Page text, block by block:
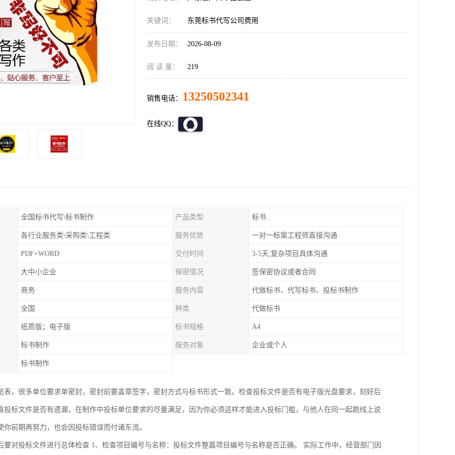
关键词： 东莞标书代写公司费用
发布日期： 2026-08-09
阅 读 量： 219
销售电话： 13250502341
在线QQ：
全国标书代写\标书制作 产品类型 标书
各行业服务类\采购类\工程类 服务优势 一对一标案工程师直接沟通
PDF+WORD 交付时间 3-5天,复杂项目具体沟通
大中小企业 保密情况 签保密协议或者合同
商务 服务内容 代做标书、代写标书、投标书制作
全国 种类 代做标书
纸质版；电子版 标书规格 A4
标书制作 服务对象 企业或个人
标书制作
表，很多单位要求单密封，密封前要盖章签字，密封方式与标书形式一致。检查投标文件是否有电子版光盘要求，刻好后
投标文件是否有遗漏，在制作中投标单位要求的尽量满足，因为你必须这样才能进入投标门槛，与他人在同一起跑线上说
你前期再努力，也会因投标错误而付诸东流。
要对投标文件进行总体检查 1、检查项目编号与名称：投标文件整篇项目编号与名称是否正确。 实际工作中，经营部门因